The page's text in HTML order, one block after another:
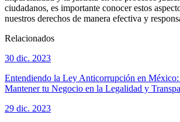
ciudadanos, es importante conocer estos
nuestros derechos de manera efectiva y
Relacionados
30 dic. 2023
Entendiendo la Ley Anticorrupción en México:
Mantener tu Negocio en la Legalidad y
29 dic. 2023